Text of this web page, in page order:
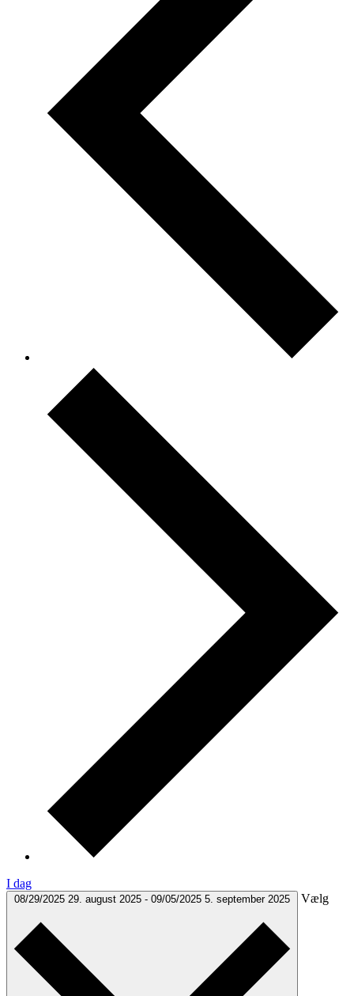
I dag
08/29/2025 29. august 2025 - 09/05/2025 5. september 2025 Vælg